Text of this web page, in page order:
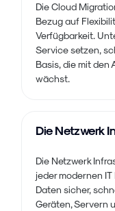
Die Cloud
Bezug auf
Verfügbarkeit.
Service setzen,
Basis, die mit den
wächst.
Die Netzwerk
Die Netzwerk
jeder modernen
Daten sicher,
Geräten, Servern